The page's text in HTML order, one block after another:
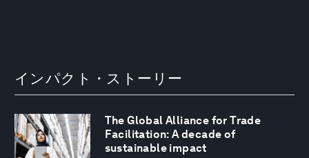
インパクト・ストーリー
The Global Alliance for Trade
Facilitation: A decade of
sustainable impact